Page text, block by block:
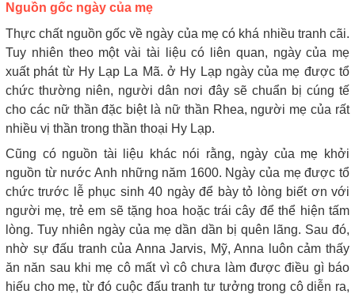
Nguồn gốc ngày của mẹ
Thực chất nguồn gốc về ngày của mẹ có khá nhiều tranh cãi.
Tuy nhiên theo một vài tài liệu có liên quan, ngày của mẹ
xuất phát từ Hy Lạp La Mã. ở Hy Lạp ngày của mẹ được tổ
chức thường niên, người dân nơi đây sẽ chuẩn bị cúng tế
cho các nữ thần đặc biệt là nữ thần Rhea, người mẹ của rất
nhiều vị thần trong thần thoại Hy Lạp.
Cũng có nguồn tài liệu khác nói rằng, ngày của mẹ khởi
nguồn từ nước Anh những năm 1600. Ngày của mẹ được tổ
chức trước lễ phục sinh 40 ngày để bày tỏ lòng biết ơn với
người mẹ, trẻ em sẽ tặng hoa hoặc trái cây để thể hiện tấm
lòng. Tuy nhiên ngày của mẹ dần dần bị quên lãng. Sau đó,
nhờ sự đấu tranh của Anna Jarvis, Mỹ, Anna luôn cảm thấy
ăn năn sau khi mẹ cô mất vì cô chưa làm được điều gì báo
hiếu cho mẹ, từ đó cuộc đấu tranh tư tưởng trong cô diễn ra,